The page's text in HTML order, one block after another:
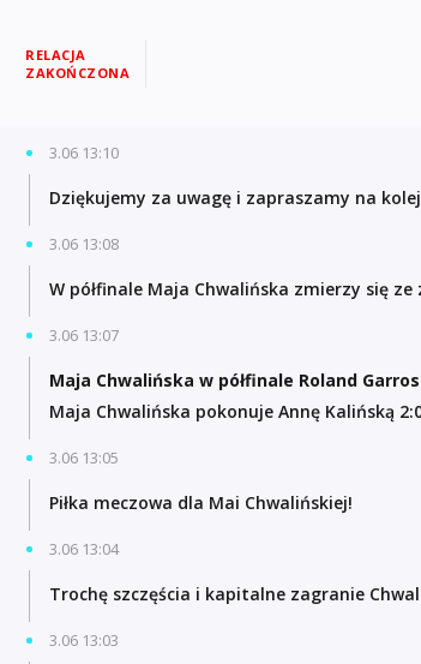
RELACJA
ZAKOŃCZONA
3.06 13:10
Dziękujemy za uwagę i zapraszamy na
3.06 13:08
W półfinale Maja Chwalińska zmierzy się
3.06 13:07
Maja Chwalińska w półfinale Roland
Maja Chwalińska pokonuje Annę Kalińską
3.06 13:05
Piłka meczowa dla Mai Chwalińskiej!
3.06 13:04
Trochę szczęścia i kapitalne zagranie
3.06 13:03